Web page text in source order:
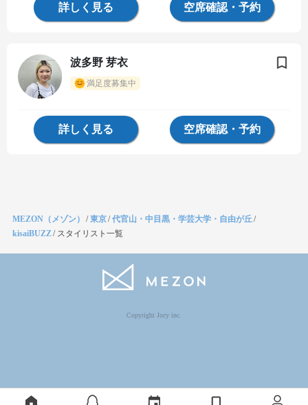
詳しく見る 空席確認・予約
波多野 芽衣
満足度募集中
詳しく見る 空席確認・予約
MEZON（メゾン） /東京/代官山・中目黒・学芸大学・自由が丘/
kisaiBUZZ/ スタイリスト一覧
Copyright Jocy inc.